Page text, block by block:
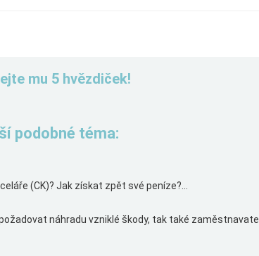
mu 5 hvězdiček!
podobné téma:
(CK)? Jak získat zpět své peníze?...
náhradu vzniklé škody, tak také zaměstnavatel